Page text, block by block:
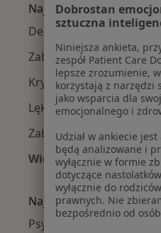
Najczęście leczone
Depresja w Tczewie
Zaburzenia lękowe w
Kryzys emocjonalny w
Lęki w Tczewie
Zaburzenia emocjonalne
Więcej (15)
Więcej w
Najpopularniejsze
Psycholodzy z JP
Dobrostan
sztuczna
Niniejsza ankieta,
zespół Patient Care
lepsze zrozumienie,
korzystają z narzędzi
jako wsparcia dla
emocjonalnego i
Udział w ankiecie
będą analizowane i
wyłącznie w formie
dotyczące
wyłącznie do
prawnych. Nie
bezpośrednio od